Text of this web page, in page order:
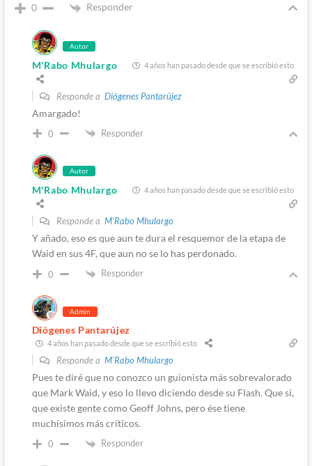
0 Responder
Autor
M'Rabo Mhulargo 4 años han pasado desde que se escribió esto
Responde a Diógenes Pantarújez
Amargado!
0 Responder
Autor
M'Rabo Mhulargo 4 años han pasado desde que se escribió esto
Responde a M'Rabo Mhulargo
Y añado, eso es que aun te dura el resquemor de la etapa de
Waid en sus 4F, que aun no se lo has perdonado.
0 Responder
Admin
Diógenes Pantarújez
4 años han pasado desde que se escribió esto
Responde a M'Rabo Mhulargo
Pues te diré que no conozco un guionista más sobrevalorado
que Mark Waid, y eso lo llevo diciendo desde su Flash. Que sí,
que existe gente como Geoff Johns, pero ése tiene
muchísimos más críticos.
0 Responder